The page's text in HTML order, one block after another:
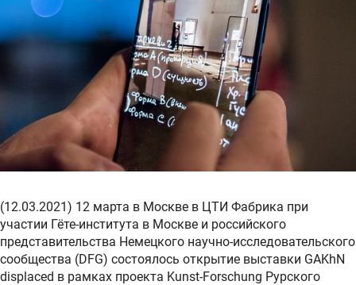
(12.03.2021) 12 марта в Москве в ЦТИ Фабрика при
участии Гёте-института в Москве и российского
представительства Немецкого научно-исследовательского
сообщества (DFG) состоялось открытие выставки GAKhN
displaced в рамках проекта Kunst-Forschung Рурского